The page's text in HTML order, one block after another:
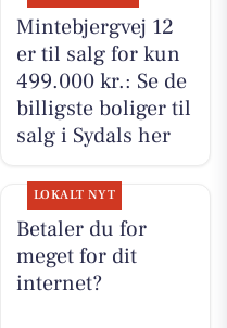
Mintebjergvej 12
er til salg for kun
499.000 kr.: Se de
billigste boliger til
salg i Sydals her
LOKALT NYT
Betaler du for
meget for dit
internet?